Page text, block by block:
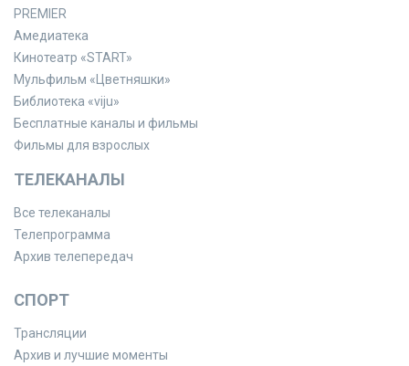
PREMIER
Амедиатека
Кинотеатр «START»
Мульфильм «Цветняшки»
Библиотека «viju»
Бесплатные каналы и фильмы
Фильмы для взрослых
ТЕЛЕКАНАЛЫ
Все телеканалы
Телепрограмма
Архив телепередач
СПОРТ
Трансляции
Архив и лучшие моменты